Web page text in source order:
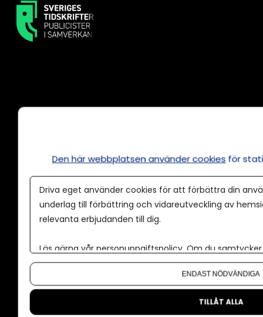
Våra användarvillkor
Policy för AI
Annonspolicy
Tillgänglighet
Om oss
Den här webbplatsen använder cookies för
Driva eget använder cookies för att förbättra din
underlag till förbättring och vidareutveckling av
relevanta erbjudanden till dig.
Läs gärna vår personuppgiftspolicy. Om du
Om du vill ändra ditt val i efterhand hittar du den
ENDAST NÖDVÄNDIGA
TILLÅT ALLA